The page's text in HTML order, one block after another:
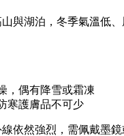
與湖泊，冬季氣溫低
，偶有降雪或霜凍
寒護膚品不可少
依然強烈，需佩戴墨